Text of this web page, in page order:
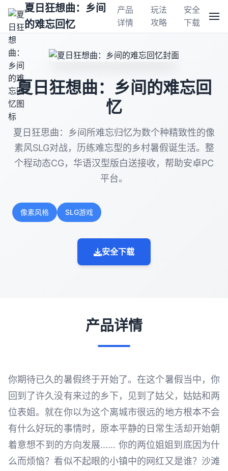
夏日狂想曲：乡间
的难忘回忆
产品
详情
玩法
攻略
安全
下载
夏日狂想曲：乡间的难忘回
忆
夏日狂思曲：乡间所难忘归忆为数个种精致性的像
素风SLG对战，历练难忘型的乡村暑假诞生活。整
个程动态CG，华语汉型版白送接收，帮助安卓PC
平台。
像素风格 SLG游戏
安全下载
产品详情
你期待已久的暑假终于开始了。在这个暑假当中，你
回到了许久没有来过的乡下，见到了姑父，姑姑和两
位表姐。就在你以为这个离城市很远的地方根本不会
有什么好玩的事情时，原本平静的日常生活却开始朝
着意想不到的方向发展…… 你的两位姐姐到底因为什
么而烦恼？看似不起眼的小镇中的网红又是谁？沙滩